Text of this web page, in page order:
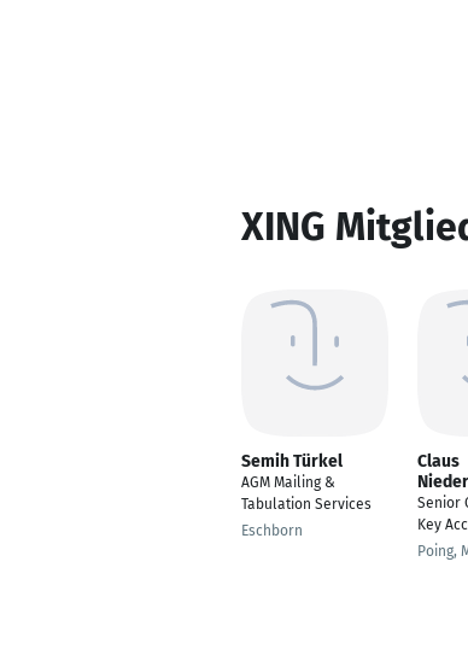
XING
Semih Türkel
AGM Mailing &
Tabulation Services
Eschborn
Claus
Senior
Key
Poing,